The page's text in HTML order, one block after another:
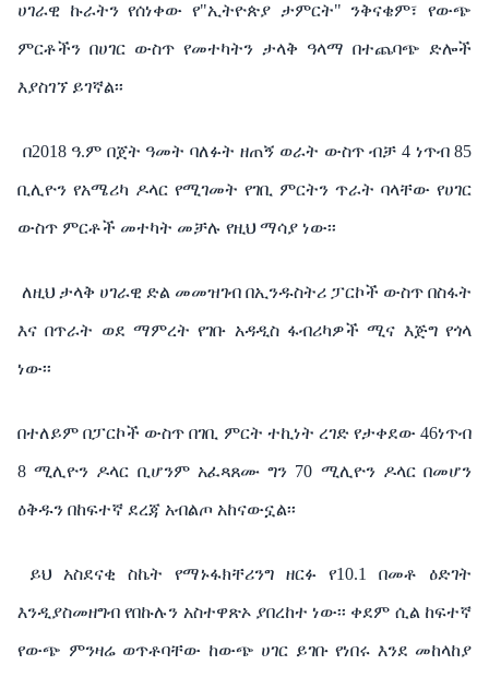
ሀገራዊ ኩራትን የሰነቀው የ"ኢትዮጵያ ታምርት" ንቅናቄም፣ የውጭ
ምርቶችን በሀገር ውስጥ የመተካትን ታላቅ ዓላማ በተጨባጭ ድሎች
እያስገኘ ይገኛል፡፡
በ2018 ዓ.ም በጀት ዓመት ባለፉት ዘጠኝ ወራት ውስጥ ብቻ 4 ነጥብ 85
ቢሊዮን የአሜሪካ ዶላር የሚገመት የገቢ ምርትን ጥራት ባላቸው የሀገር
ውስጥ ምርቶች መተካት መቻሉ የዚህ ማሳያ ነው፡፡
ለዚህ ታላቅ ሀገራዊ ድል መመዝገብ በኢንዱስትሪ ፓርኮች ውስጥ በስፋት
እና በጥራት ወደ ማምረት የገቡ አዳዲስ ፋብሪካዎች ሚና እጅግ የጎላ
ነው፡፡
በተለይም በፓርኮች ውስጥ በገቢ ምርት ተኪነት ረገድ የታቀደው 46ነጥብ
8ሚሊዮን ዶላር ቢሆንም አፈጻጸሙ ግን 70 ሚሊዮን ዶላር በመሆን
ዕቅዱን በከፍተኛ ደረጃ አብልጦ አከናውኗል፡፡
ይህ አስደናቂ ስኬት የማኑፋክቸሪንግ ዘርፉ የ10.1 በመቶ ዕድገት
እንዲያስመዘግብ የበኩሉን አስተዋጽኦ ያበረከተ ነው፡፡ ቀደም ሲል ከፍተኛ
የውጭ ምንዛሬ ወጥቶባቸው ከውጭ ሀገር ይገቡ የነበሩ እንደ መከላከያ